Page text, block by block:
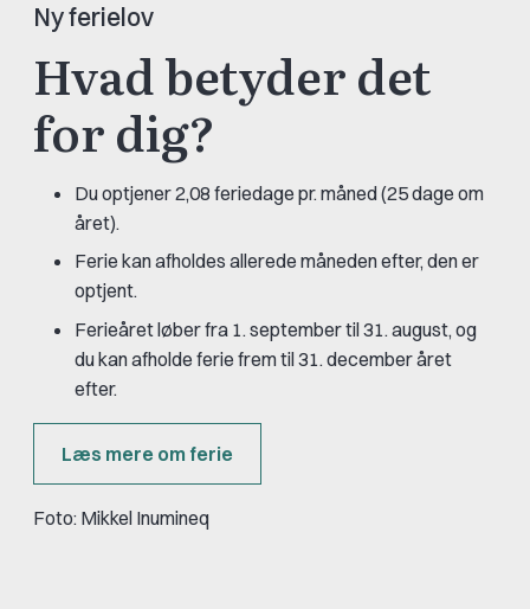
Ny ferielov
Hvad betyder det
for dig?
Du optjener 2,08 feriedage pr. måned (25 dage om
året).
Ferie kan afholdes allerede måneden efter, den er
optjent.
Ferieåret løber fra 1. september til 31. august, og
du kan afholde ferie frem til 31. december året
efter.
Læs mere om ferie
Foto: Mikkel Inumineq